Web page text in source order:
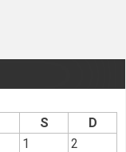
S
D
1
2